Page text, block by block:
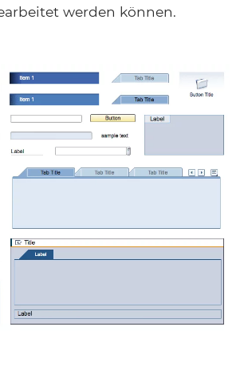
werden können.